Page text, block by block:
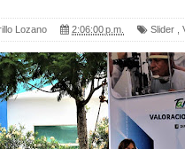
Lozano 2:06:00 p.m. Slider